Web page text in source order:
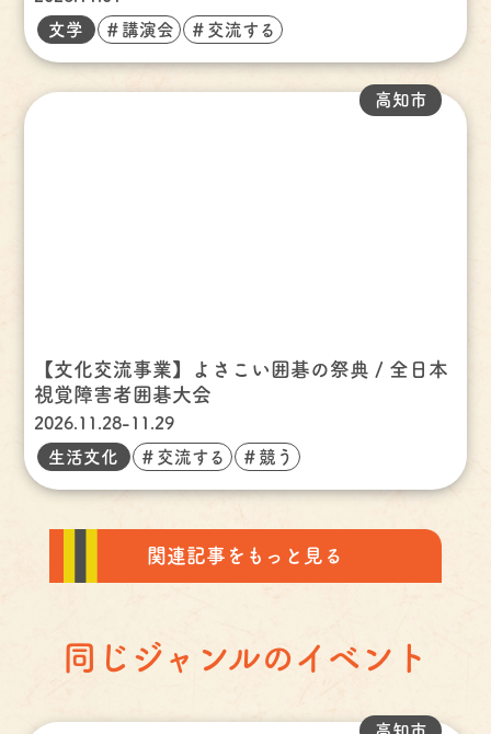
文学
＃講演会 ＃交流する
【文化交流事業】よさこい囲碁の祭典 / 全日本
視覚障害者囲碁大会
2026.11.28-11.29
高知市
生活文化 ＃交流する ＃競う
関連記事をもっと見る
同じジャンルのイベント